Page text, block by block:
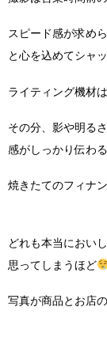
スピード感が求め
と心を込めてシャ
ライティング機材
その分、影や明る
感がしっかり伝わ
焼きたてのフィナ
どれも本当におい
思ってしまうほど
写真が商品とお店